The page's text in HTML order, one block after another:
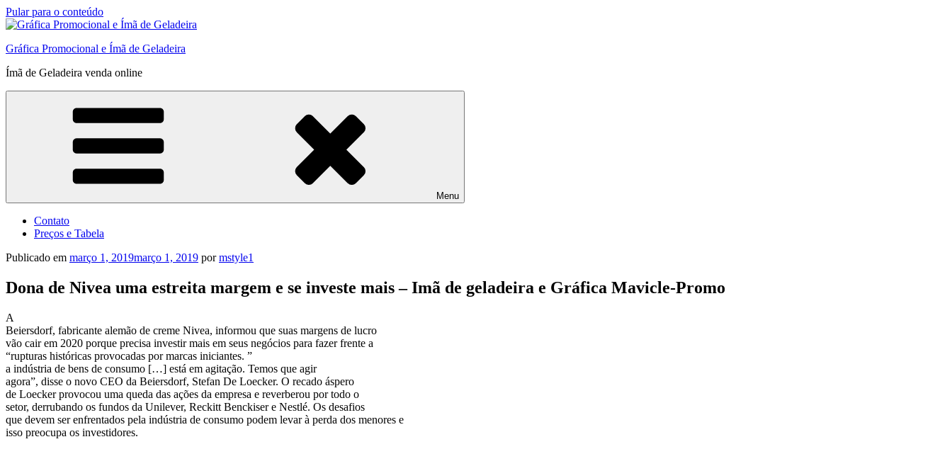
Pular para o conteúdo
Gráfica Promocional e Ímã de Geladeira
Ímã de Geladeira venda online
Menu
Contato
Preços e Tabela
Publicado em março 1, 2019março 1, 2019 pormstyle1
Dona de Nivea uma estreita margem e se investe mais – Imã de geladeira e Gráfica Mavicle-Promo
A
Beiersdorf, fabricante alemão de creme Nivea, informou que suas margens de lucro
vão cair em 2020 porque precisa investir mais em seus negócios para fazer frente a
“rupturas históricas provocadas por marcas iniciantes. ”
a indústria de bens de consumo […] está em agitação. Temos que agir
agora”, disse o novo CEO da Beiersdorf, Stefan De Loecker. O recado áspero
de Loecker provocou uma queda das ações da empresa e reverberou por todo o
setor, derrubando os fundos da Unilever, Reckitt Benckiser e Nestlé. Os desafios
que devem ser enfrentados pela indústria de consumo podem levar à perda dos menores e
isso preocupa os investidores.